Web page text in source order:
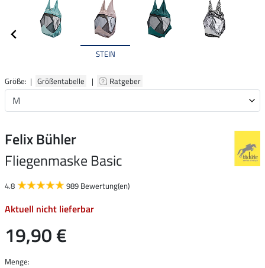
STEIN
Größe: | Größentabelle | Ratgeber
Felix Bühler
Fliegenmaske Basic
4.8 989 Bewertung(en)
Aktuell nicht lieferbar
19,90 €
Menge: